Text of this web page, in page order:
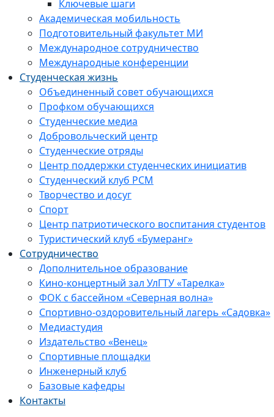
Ключевые шаги
Академическая мобильность
Подготовительный факультет МИ
Международное сотрудничество
Международные конференции
Студенческая жизнь
Объединенный совет обучающихся
Профком обучающихся
Студенческие медиа
Добровольческий центр
Студенческие отряды
Центр поддержки студенческих инициатив
Студенческий клуб РСМ
Творчество и досуг
Спорт
Центр патриотического воспитания студентов
Туристический клуб «Бумеранг»
Сотрудничество
Дополнительное образование
Кино-концертный зал УлГТУ «Тарелка»
ФОК с бассейном «Северная волна»
Спортивно-оздоровительный лагерь «Садовка»
Медиастудия
Издательство «Венец»
Спортивные площадки
Инженерный клуб
Базовые кафедры
Контакты